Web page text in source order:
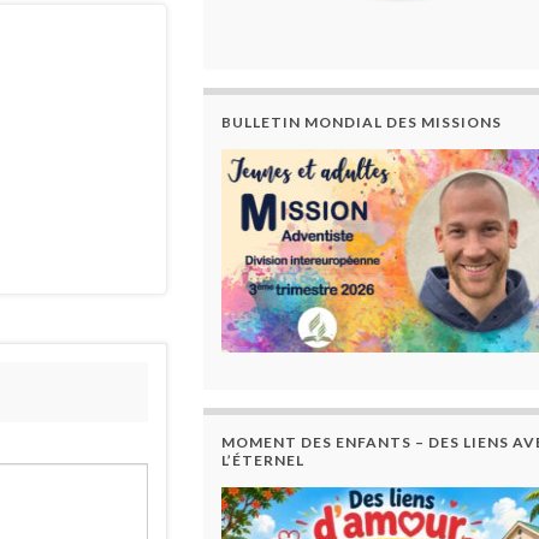
BULLETIN MONDIAL DES MISSIONS
MOMENT DES ENFANTS – DES LIENS
L’ÉTERNEL